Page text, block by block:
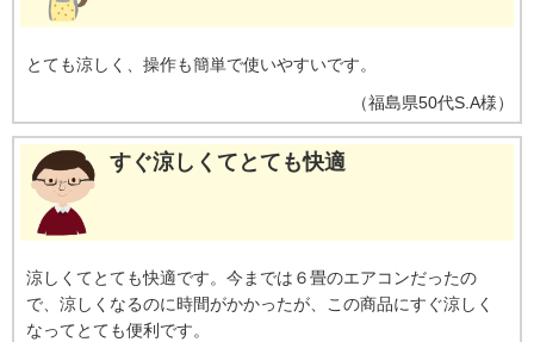
とても涼しく、操作も簡単で使いやすいです。
（福島県50代S.A様）
すぐ涼しくてとても快適
涼しくてとても快適です。今までは６畳のエアコンだったの
で、涼しくなるのに時間がかかったが、この商品にすぐ涼しく
なってとても便利です。